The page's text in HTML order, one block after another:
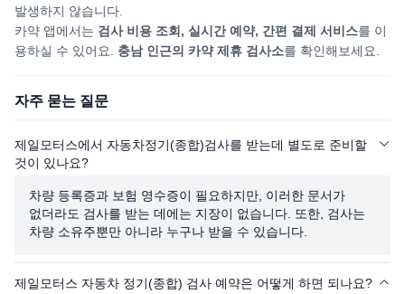
발생하지 않습니다.
카약 앱에서는 검사 비용 조회, 실시간 예약, 간편 결제 서비스를 이
용하실 수 있어요. 충남인근의 카약 제휴 검사소를 확인해보세요.
자주 묻는 질문
제일모터스에서 자동차정기(종합)검사를 받는데 별도로 준비할
것이 있나요?
차량 등록증과 보험 영수증이 필요하지만, 이러한 문서가
없더라도 검사를 받는 데에는 지장이 없습니다. 또한, 검사는
차량 소유주뿐만 아니라 누구나 받을 수 있습니다.
제일모터스 자동차 정기(종합) 검사 예약은 어떻게 하면 되나요?